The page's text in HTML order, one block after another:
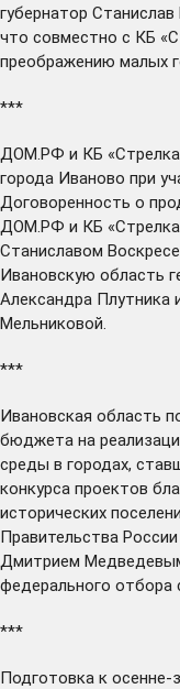
губернатор
что совместно с КБ
преображению малых
***
ДОМ.РФ и КБ
города Иваново при
Договоренность о
ДОМ.РФ и КБ
Станиславом
Ивановскую область
Александра Плутника
Мельниковой.
***
Ивановская область
бюджета на
среды в городах,
конкурса проектов
исторических
Правительства России
Дмитрием
федерального отбора
***
Подготовка к осенне-